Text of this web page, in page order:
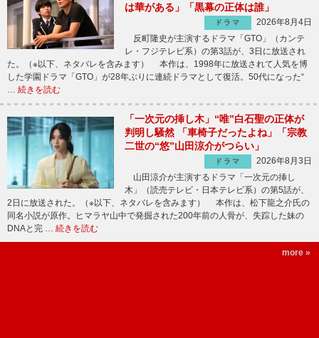
は華がある」「黒幕の正体は誰」
ドラマ
2026年8月4日
反町隆史が主演するドラマ「GTO」（カンテ
レ・フジテレビ系）の第3話が、3日に放送され
た。（※以下、ネタバレを含みます） 本作は、1998年に放送されて人気を博
した学園ドラマ「GTO」が28年ぶりに連続ドラマとして復活。50代になった“
… 続きを読む
「一次元の挿し木」“唯”白石聖の正体が
判明し騒然 「車椅子だったよね」「宗教
二世の“悠”山田涼介がつらい」
ドラマ
2026年8月3日
山田涼介が主演するドラマ「一次元の挿し
木」（読売テレビ・日本テレビ系）の第5話が、
2日に放送された。（※以下、ネタバレを含みます） 本作は、松下龍之介氏の
同名小説が原作。ヒマラヤ山中で発掘された200年前の人骨が、失踪した妹の
DNAと完 … 続きを読む
more »